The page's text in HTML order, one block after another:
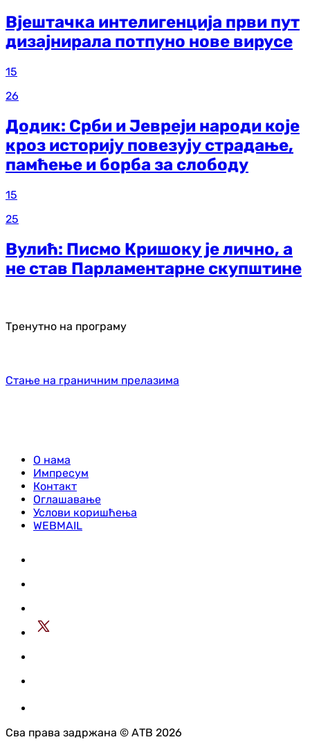
Вјештачка интелигенција први пут
дизајнирала потпуно нове вирусе
15
26
Додик: Срби и Јевреји народи које
кроз историју повезују страдање,
памћење и борба за слободу
15
25
Вулић: Писмо Кришоку је лично, а
не став Парламентарне скупштине
Тренутно на програму
Стање на граничним прелазима
О нама
Импресум
Контакт
Оглашавање
Услови коришћења
WEBMAIL
Сва права задржана © АТВ 2026